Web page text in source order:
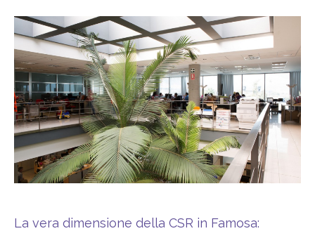
La vera dimensione della CSR in Famosa: